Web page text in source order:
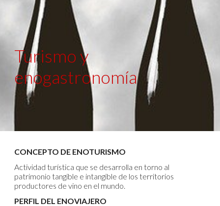
Turismo y
enogastronomía
CONCEPTO DE ENOTURISMO
Actividad turística que se desarrolla en torno al
patrimonio tangible e intangible de los territorios
productores de vino en el mundo.
PERFIL DEL ENOVIAJERO